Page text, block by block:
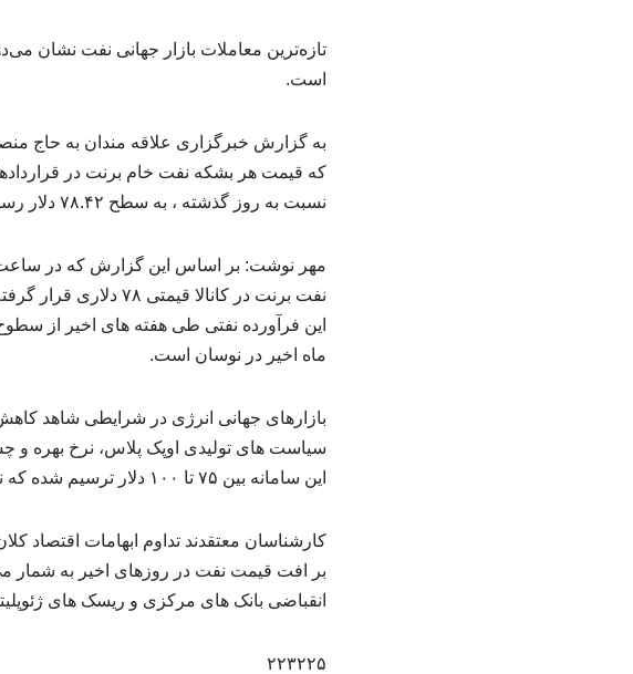
است.
نسبت به روز گذشته ، به سطح ۷۸.۴۲ دلار رسید.
نفت برنت در کانالا
ماه اخیر در نوسان است.
بازارهای جهانی انرژی در شرایطی شاهد
سیاست های تولیدی اوپک پلاس، نرخ بهره و
این سامانه بین ۷۵ تا ۱۰۰ دلار ترسیم شده که نشان دهنده تلاطم های اخیر در این بازار است.
کارشناسان معتقدند تداوم ابهامات اقتصاد
بر افت قیمت نفت در روزهای اخیر به شمار
انقباضی بانک های مرکزی و ریسک های
۲۲۳۲۲۵